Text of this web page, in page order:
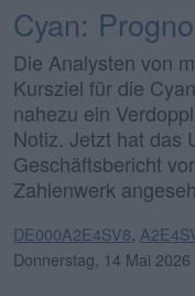
Cyan:
Die Analysten von
Kursziel für die
nahezu ein
Notiz. Jetzt hat das
Geschäftsbericht
Zahlenwerk
DE000A2E4SV8
Donnerstag, 14 Mai 2026